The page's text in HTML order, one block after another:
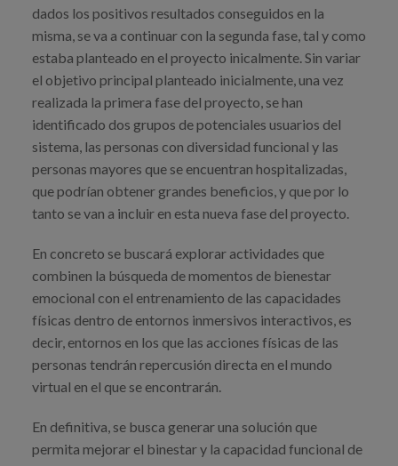
dados los positivos resultados conseguidos en la
misma, se va a continuar con la segunda fase, tal y como
estaba planteado en el proyecto inicalmente. Sin variar
el objetivo principal planteado inicialmente, una vez
realizada la primera fase del proyecto, se han
identificado dos grupos de potenciales usuarios del
sistema, las personas con diversidad funcional y las
personas mayores que se encuentran hospitalizadas,
que podrían obtener grandes beneficios, y que por lo
tanto se van a incluir en esta nueva fase del proyecto.
En concreto se buscará explorar actividades que
combinen la búsqueda de momentos de bienestar
emocional con el entrenamiento de las capacidades
físicas dentro de entornos inmersivos interactivos, es
decir, entornos en los que las acciones físicas de las
personas tendrán repercusión directa en el mundo
virtual en el que se encontrarán.
En definitiva, se busca generar una solución que
permita mejorar el binestar y la capacidad funcional de